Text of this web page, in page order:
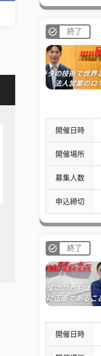
終了
開催日時
開催場所
募集人数
申込締切
終了
開催日時